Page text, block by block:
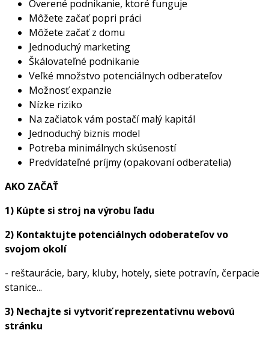
Overené podnikanie, ktoré funguje
Môžete začať popri práci
Môžete začať z domu
Jednoduchý marketing
Škálovateľné podnikanie
Veľké množstvo potenciálnych odberateľov
Možnosť expanzie
Nízke riziko
Na začiatok vám postačí malý kapitál
Jednoduchý biznis model
Potreba minimálnych skúseností
Predvídateľné príjmy (opakovaní odberatelia)
AKO ZAČAŤ
1) Kúpte si stroj na výrobu ľadu
2) Kontaktujte potenciálnych odoberateľov vo
svojom okolí
- reštaurácie, bary, kluby, hotely, siete potravín, čerpacie
stanice...
3) Nechajte si vytvoriť reprezentatívnu webovú
stránku